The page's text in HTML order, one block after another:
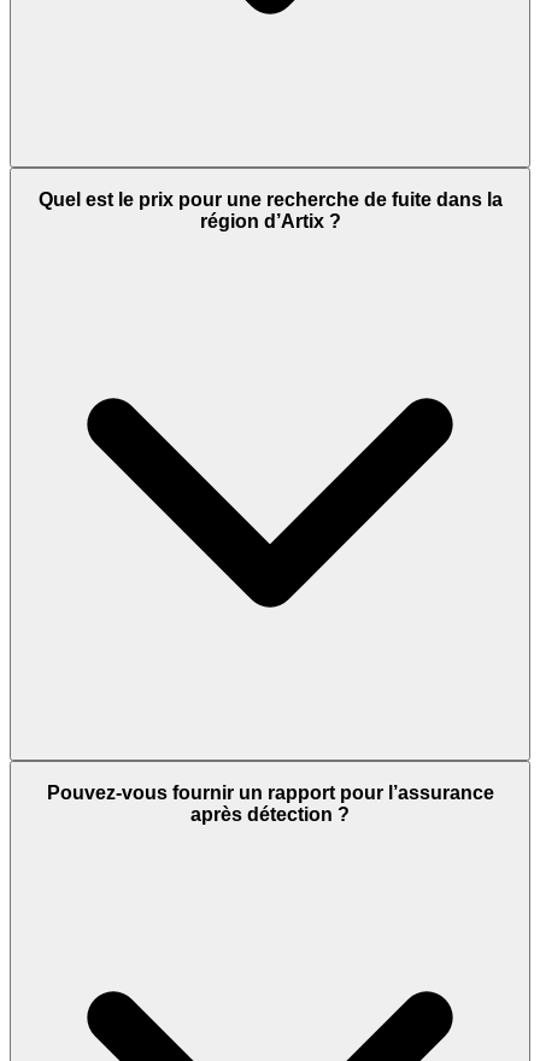
Quel est le prix pour une recherche de fuite dans la
région d’Artix ?
Pouvez-vous fournir un rapport pour l’assurance
après détection ?